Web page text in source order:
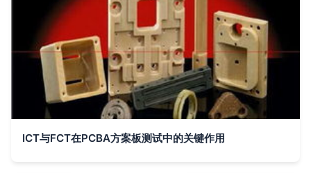
ICT与FCT在PCBA方案板测试中的关键作用